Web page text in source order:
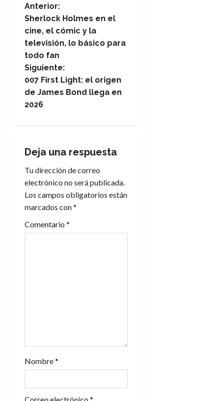
N
a
v
e
g
a
i
ó
n
e
d
Anterior:
Sherlock Holmes en el
cine, el cómic y la
televisión, lo básico para
todo fan
Siguiente:
007 First Light: el origen
de James Bond llega en
2026
Deja una respuesta
Tu dirección de correo
electrónico no será publicada.
Los campos obligatorios están
marcados con*
Comentario *
Nombre*